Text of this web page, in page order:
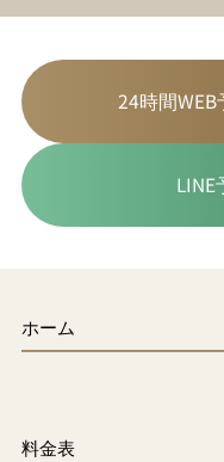
24時間
LINE
ホーム
料金表